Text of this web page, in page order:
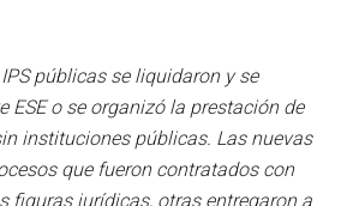
públicas se liquidaron y se
ESE o se organizó la prestación de
instituciones públicas. Las nuevas
que fueron contratados con
figuras jurídicas, otras entregaron a